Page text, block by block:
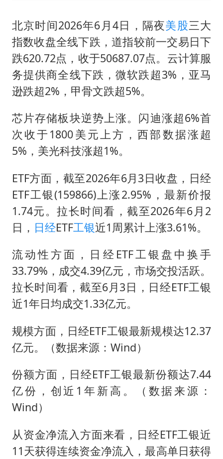
北京时间2026年6月4日，隔夜美股三大
指数收盘全线下跌，道指较前一交易日下
跌620.72点，收于50687.07点。云计算服
务提供商全线下跌，微软跌超3%，亚马
逊跌超2%，甲骨文跌超5%。
芯片存储板块逆势上涨。闪迪涨超6%首
次收于1800美元上方，西部数据涨超
5%，美光科技涨超1%。
ETF方面，截至2026年6月3日收盘，日经
ETF工银(159866)上涨2.95%，最新价报
1.74元。拉长时间看，截至2026年6月2
日， 日经ETF工银近1周累计上涨3.61%。
流动性方面，日经ETF工银盘中换手
33.79%，成交4.39亿元，市场交投活跃。
拉长时间看，截至6月3日，日经ETF工银
近1年日均成交1.33亿元。
规模方面，日经ETF工银最新规模达12.37
亿元。（数据来源：Wind）
份额方面，日经ETF工银最新份额达7.44
亿份，创近1年新高。（数据来源：
Wind）
从资金净流入方面来看，日经ETF工银近
11天获得连续资金净流入，最高单日获得